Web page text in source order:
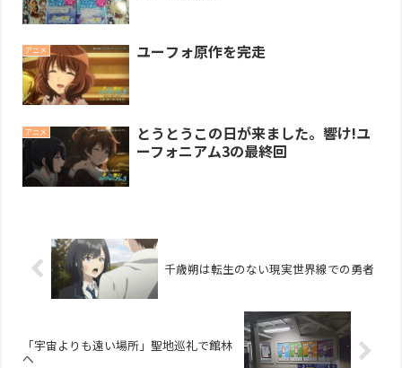
アニメ ユーフォ原作を完走
アニメ
とうとうこの日が来ました。響け!ユ
ーフォニアム3の最終回
千歳朔は転生のない現実世界線での勇者
「宇宙よりも遠い場所」聖地巡礼で館林
へ